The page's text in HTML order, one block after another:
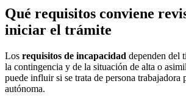
Qué requisitos conviene
iniciar el trámite
Los requisitos de incapacidad dependen del
la contingencia y de la situación de alta o
puede influir si se trata de persona trabajadora
autónoma.